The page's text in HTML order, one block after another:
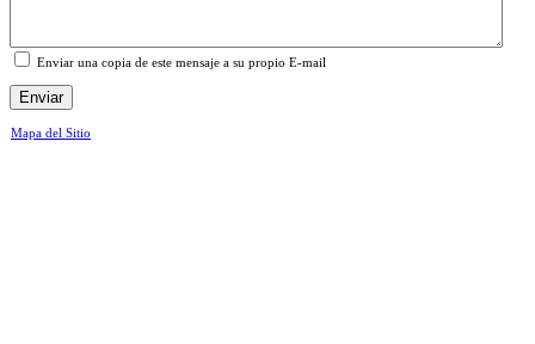
Enviar una copia de este mensaje a su propio E-mail
Enviar
Mapa del Sitio